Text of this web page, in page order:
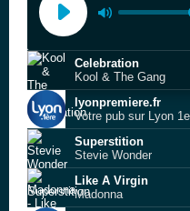
Celebration
Kool & The Gang
lyonpremiere.fr
Votre pub sur Lyon
Superstition
Stevie Wonder
Like A Virgin
Madonna